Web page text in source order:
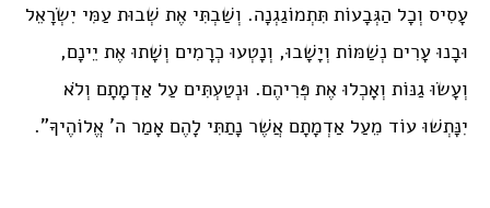
עָסִיס וְכָל הַגְּבָעוֹת תִּתְמוֹגַגְנָה. וְשַׁבְתִּי אֶת שְׁבוּת עַמִּי יִשְׂרָאֵל
וּבָנוּ עָרִים נְשַׁמּוֹת וְיָשָׁבוּ, וְנָטְעוּ כְרָמִים וְשָׁתוּ אֶת יֵינָם,
וְעָשׂוּ גַנּוֹת וְאָכְלוּ אֶת פְּרִיהֶם. וּנְטַעְתִּים עַל אַדְמָתָם וְלֹא
יִנָּתְשׁוּ עוֹד מֵעַל אַדְמָתָם אֲשֶׁר נָתַתִּי לָהֶם אָמַר ה’ אֱלוֹהֶיךָ”.